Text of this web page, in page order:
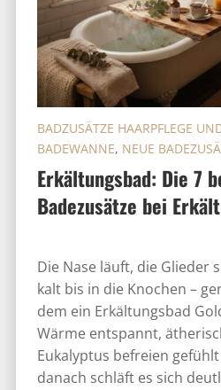
Erkältungsbad: Die 7
Badezusätze bei
BADZUSÄTZE HAARPFLEGE
BADEWANNE, NEUE
Die Nase läuft, die Glieder
kalt bis in die Knochen –
dem ein Erkältungsbad
Wärme entspannt,
Eukalyptus befreien
danach schläft es sich